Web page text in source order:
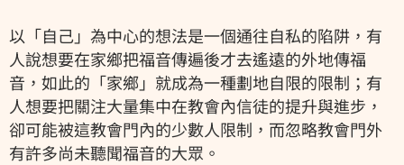
以「自己」為中心的想法是一個通往自私的陷阱，有
人說想要在家鄉把福音傳遍後才去遙遠的外地傳福
音，如此的「家鄉」就成為一種劃地自限的限制；有
人想要把關注大量集中在教會內信徒的提升與進步，
卻可能被這教會門內的少數人限制，而忽略教會門外
有許多尚未聽聞福音的大眾。